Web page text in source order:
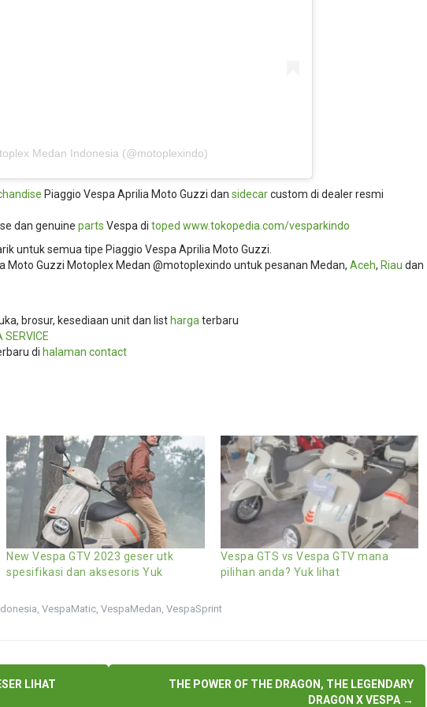
Medan Indonesia (@motoplexindo)
Piaggio Vespa Aprilia Moto Guzzi dan sidecarcustom di dealer resmi
dan genuine parts Vespa di toped www.tokopedia.com/vesparkindo
untuk semua tipe Piaggio Vespa Aprilia Moto Guzzi.
Moto Guzzi Motoplex Medan @motoplexindo untuk pesanan Medan, Aceh, Riau dan
brosur, kesediaan unit dan list harga terbaru
SERVICE
di halaman contact
New Vespa GTV 2023 geser utk
spesifikasi dan aksesoris Yuk
Vespa GTS vs Vespa GTV mana
pilihan anda? Yuk lihat
, VespaMatic, VespaMedan, VespaSprint
LIHAT
THE POWER OF THE DRAGON, THE LEGENDARY
DRAGON X VESPA →